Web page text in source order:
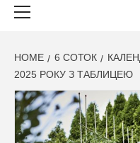
HOME 6 СОТОК
2025 РОКУ З ТАБЛИЦЕЮ